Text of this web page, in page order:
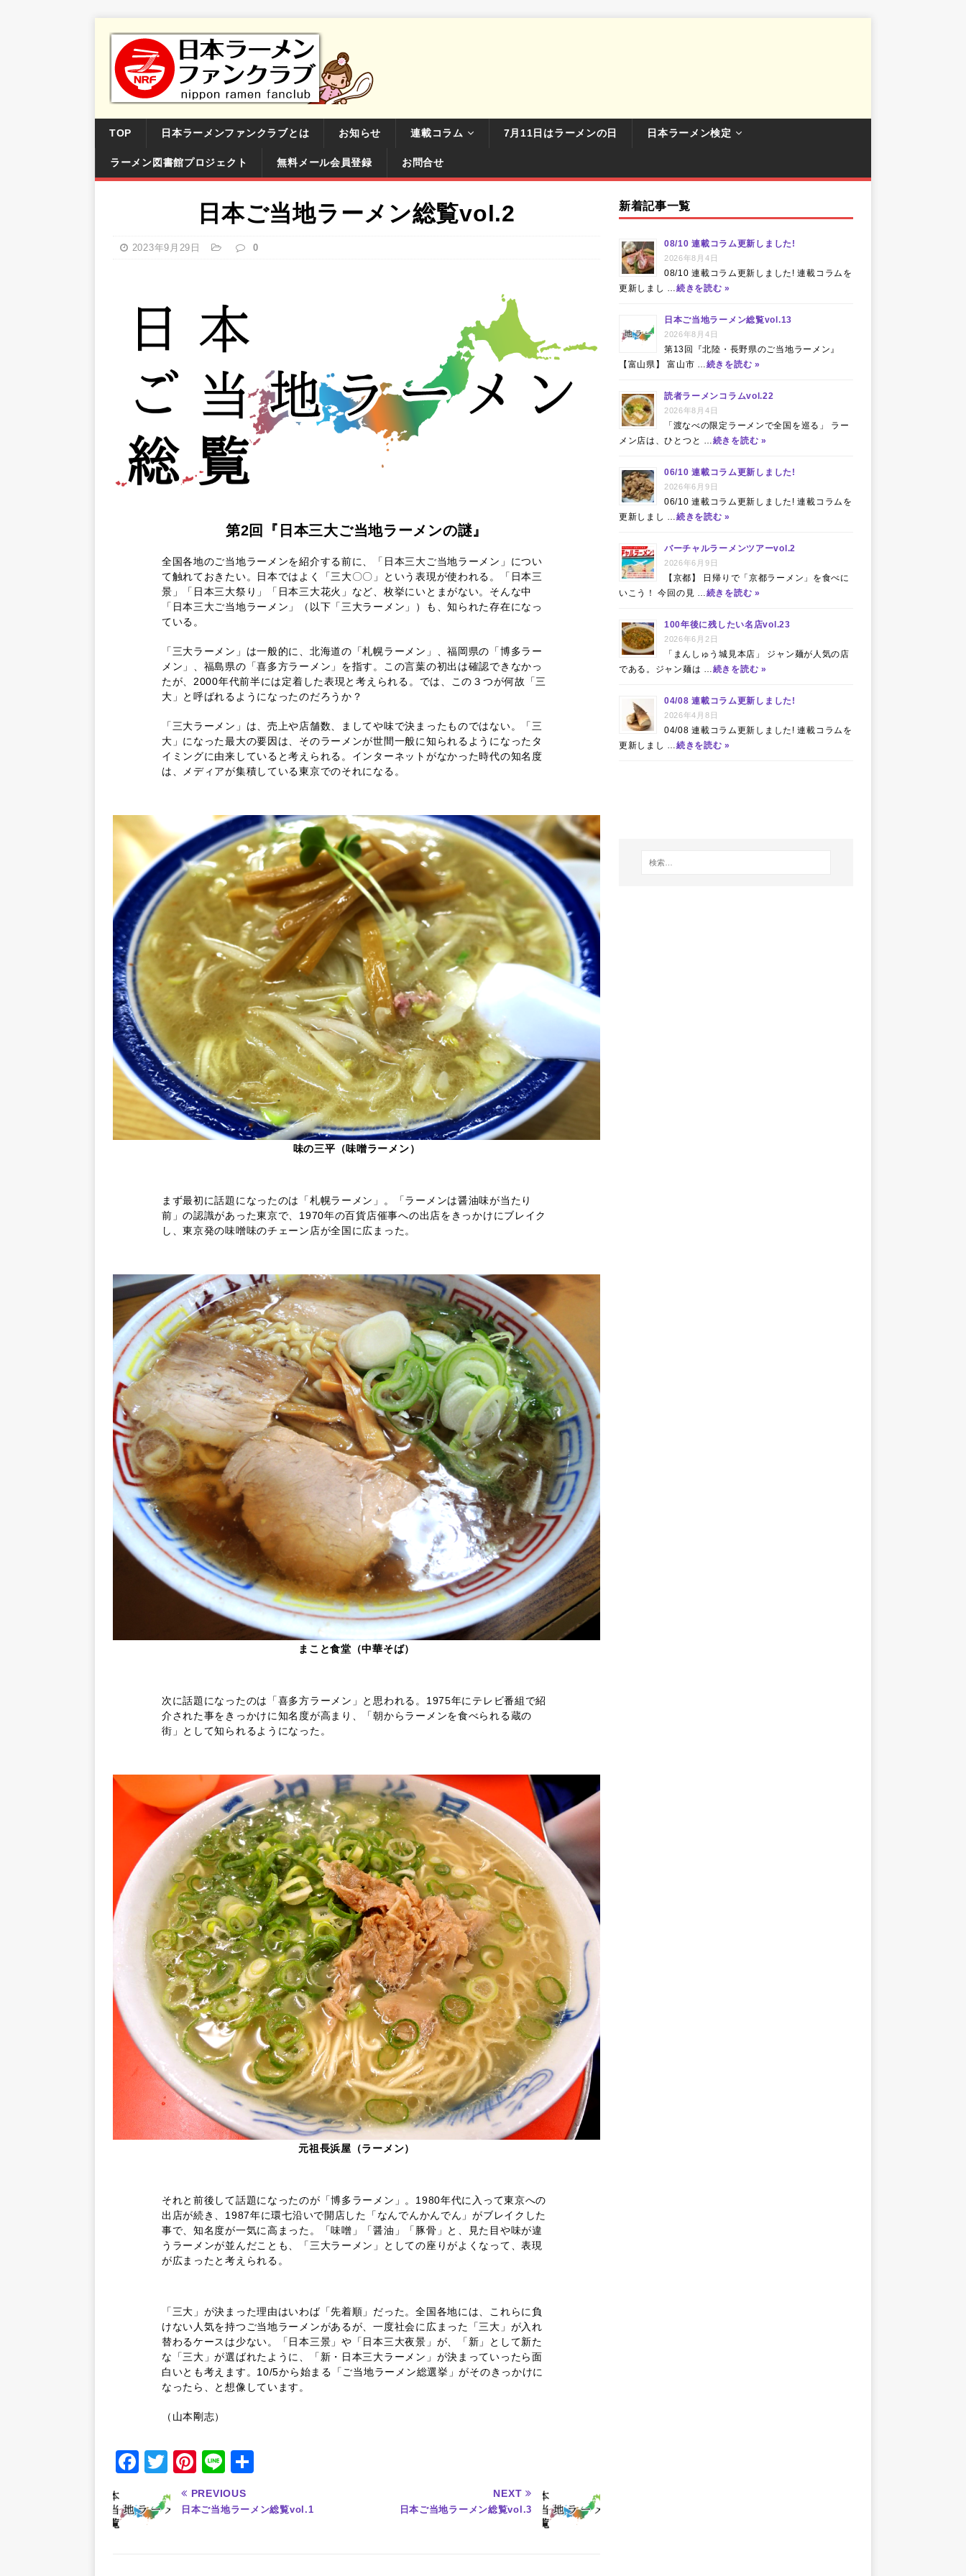
TOP 日本ラーメンファンクラブとは お知らせ 連載コラム 7月11日はラーメンの日 日本ラーメン検定
ラーメン図書館プロジェクト 無料メール会員登録 お問合せ
日本ご当地ラーメン総覧vol.2
2023年9月29日 0
第2回『日本三大ご当地ラーメンの謎』
全国各地のご当地ラーメンを紹介する前に、「日本三大ご当地ラーメン」につい
て触れておきたい。日本ではよく「三大〇〇」という表現が使われる。「日本三
景」「日本三大祭り」「日本三大花火」など、枚挙にいとまがない。そんな中
「日本三大ご当地ラーメン」（以下「三大ラーメン」）も、知られた存在になっ
ている。
「三大ラーメン」は一般的に、北海道の「札幌ラーメン」、福岡県の「博多ラー
メン」、福島県の「喜多方ラーメン」を指す。この言葉の初出は確認できなかっ
たが、2000年代前半には定着した表現と考えられる。では、この３つが何故「三
大」と呼ばれるようになったのだろうか？
「三大ラーメン」は、売上や店舗数、ましてや味で決まったものではない。「三
大」になった最大の要因は、そのラーメンが世間一般に知られるようになったタ
イミングに由来していると考えられる。インターネットがなかった時代の知名度
は、メディアが集積している東京でのそれになる。
味の三平（味噌ラーメン）
まず最初に話題になったのは「札幌ラーメン」。「ラーメンは醤油味が当たり
前」の認識があった東京で、1970年の百貨店催事への出店をきっかけにブレイク
し、東京発の味噌味のチェーン店が全国に広まった。
まこと食堂（中華そば）
次に話題になったのは「喜多方ラーメン」と思われる。1975年にテレビ番組で紹
介された事をきっかけに知名度が高まり、「朝からラーメンを食べられる蔵の
街」として知られるようになった。
元祖長浜屋（ラーメン）
それと前後して話題になったのが「博多ラーメン」。1980年代に入って東京への
出店が続き、1987年に環七沿いで開店した「なんでんかんでん」がブレイクした
事で、知名度が一気に高まった。「味噌」「醤油」「豚骨」と、見た目や味が違
うラーメンが並んだことも、「三大ラーメン」としての座りがよくなって、表現
が広まったと考えられる。
「三大」が決まった理由はいわば「先着順」だった。全国各地には、これらに負
けない人気を持つご当地ラーメンがあるが、一度社会に広まった「三大」が入れ
替わるケースは少ない。「日本三景」や「日本三大夜景」が、「新」として新た
な「三大」が選ばれたように、「新・日本三大ラーメン」が決まっていったら面
白いとも考えます。10/5から始まる「ご当地ラーメン総選挙」がそのきっかけに
なったら、と想像しています。
（山本剛志）
F
c
e
T
w
it
Pi
n
te
Li
n
e
PREVIOUS
日本ご当地ラーメン総覧vol.1
NEXT
日本ご当地ラーメン総覧vol.3
新着記事一覧
08/10 連載コラム更新しました!
2026年8月4日
08/10 連載コラム更新しました! 連載コラムを
更新しまし …続きを読む »
日本ご当地ラーメン総覧vol.13
2026年8月4日
第13回『北陸・長野県のご当地ラーメン』
【富山県】 富山市 …続きを読む »
読者ラーメンコラムvol.22
2026年8月4日
「渡なべの限定ラーメンで全国を巡る」 ラー
メン店は、ひとつと …続きを読む »
06/10 連載コラム更新しました!
2026年6月9日
06/10 連載コラム更新しました! 連載コラムを
更新しまし …続きを読む »
バーチャルラーメンツアーvol.2
2026年6月9日
【京都】 日帰りで「京都ラーメン」を食べに
いこう！ 今回の見 …続きを読む »
100年後に残したい名店vol.23
2026年6月2日
「まんしゅう城見本店」 ジャン麺が人気の店
である。ジャン麺は …続きを読む »
04/08 連載コラム更新しました!
2026年4月8日
04/08 連載コラム更新しました! 連載コラムを
更新しまし …続きを読む »